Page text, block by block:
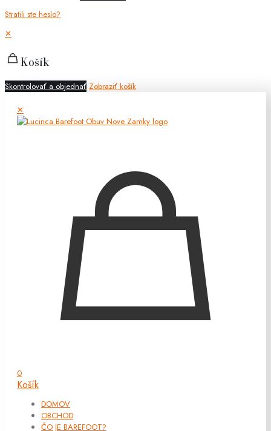
Stratili ste heslo?
✕
Košík
Skontrolovať a objednať Zobraziť košík
✕
0
Košík
DOMOV
OBCHOD
ČO JE BAREFOOT?